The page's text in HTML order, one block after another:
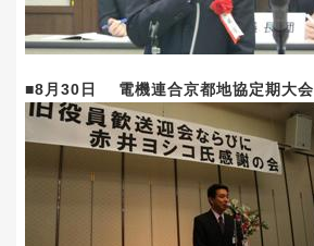
■8月30日 電機連合京都地協定期大会